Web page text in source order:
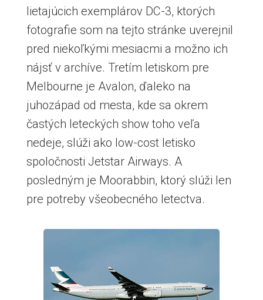
lietajúcich exemplárov DC-3, ktorých
fotografie som na tejto stránke uverejnil
pred niekoľkými mesiacmi a možno ich
nájsť v archíve. Tretím letiskom pre
Melbourne je Avalon, ďaleko na
juhozápad od mesta, kde sa okrem
častých leteckých show toho veľa
nedeje, slúži ako low-cost letisko
spoločnosti Jetstar Airways. A
posledným je Moorabbin, ktorý slúži len
pre potreby všeobecného letectva.